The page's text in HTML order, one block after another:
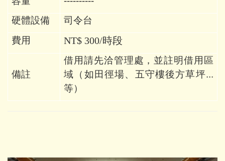
硬體設備
司令台
費用
NT$ 300/時段
備註
借用請先洽管理處，並註明借用區
域（如田徑場、五守樓後方草坪...
等）